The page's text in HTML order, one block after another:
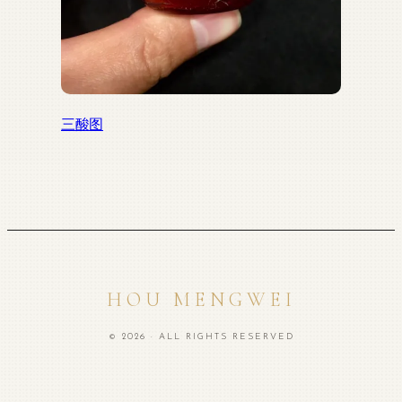
三酸图
HOU MENGWEI
© 2026 · ALL RIGHTS RESERVED